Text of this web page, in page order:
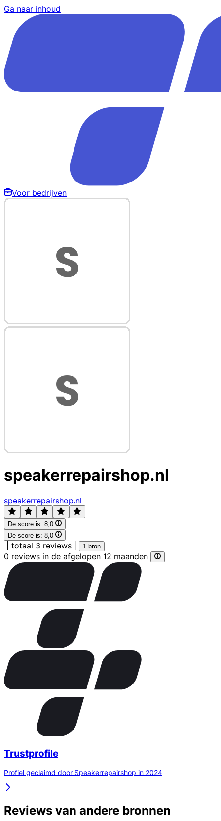
Ga naar inhoud
Voor bedrijven
speakerrepairshop.nl
speakerrepairshop.nl
De score is: 8,0
De score is: 8,0
totaal 3 reviews 1 bron
0 reviews in de afgelopen 12 maanden
Trustprofile
Profiel geclaimd door Speakerrepairshop in 2024
Reviews van andere bronnen